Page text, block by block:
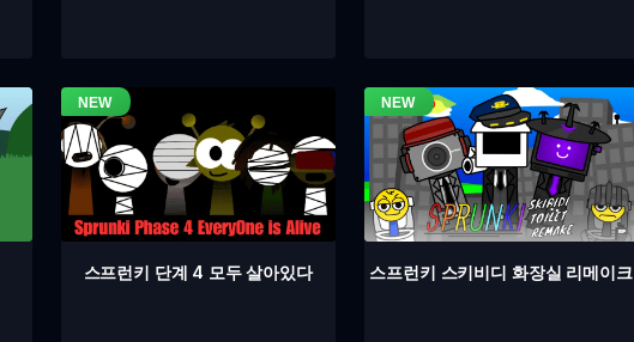
스프런키 단계 4 모두 살아있다 스프런키 스키비디 화장실 리메이크